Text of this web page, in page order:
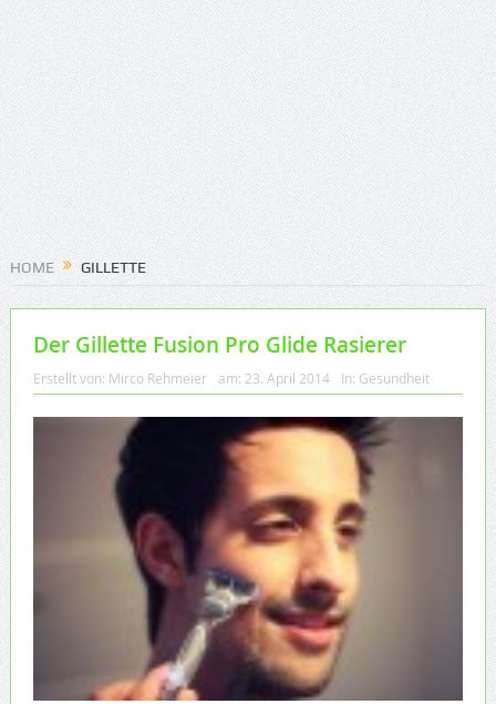
HOME GILLETTE
Der Gillette Fusion Pro Glide Rasierer
Erstellt von: Mirco Rehmeier am: 23. April 2014 In: Gesundheit